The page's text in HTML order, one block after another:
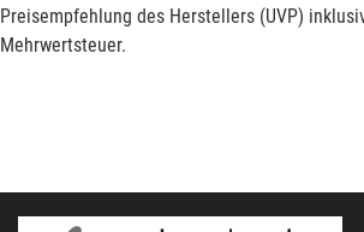
Preisempfehlung des Herstellers (UVP)
Mehrwertsteuer.